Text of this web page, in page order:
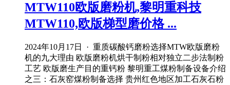
MTW110欧版磨粉机,黎明重科技
MTW110,欧版梯型磨价格 ...
2024年10月17日 · 重质碳酸钙磨粉选择MTW欧版磨粉
机的九大理由 欧版磨粉机烘干制粉相对独立二步法制粉
工艺 欧版磨生产目的重钙粉 黎明重工煤粉制备设备介绍
之三：石灰窑煤粉制备选择 贵州红色地区加工石灰石粉